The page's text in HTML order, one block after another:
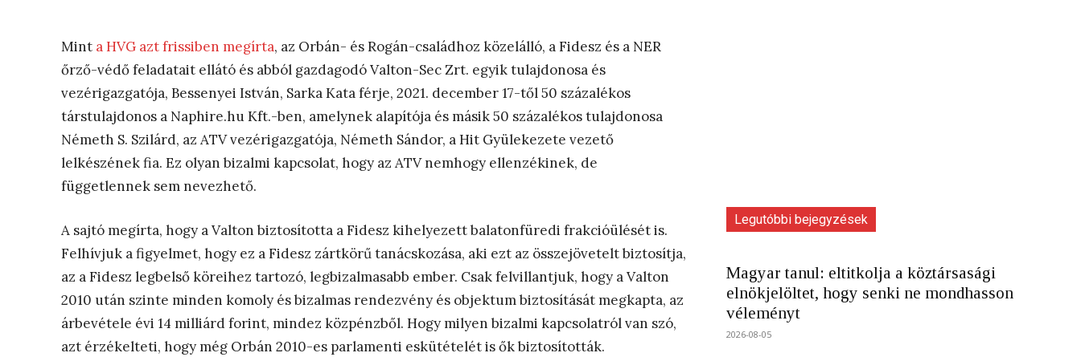
Mint a HVG azt frissiben megírta, az Orbán- és Rogán-családhoz közelálló, a Fidesz és a NER
őrző-védő feladatait ellátó és abból gazdagodó Valton-Sec Zrt. egyik tulajdonosa és
vezérigazgatója, Bessenyei István, Sarka Kata férje, 2021. december 17-től 50 százalékos
társtulajdonos a Naphire.hu Kft.-ben, amelynek alapítója és másik 50 százalékos tulajdonosa
Németh S. Szilárd, az ATV vezérigazgatója, Németh Sándor, a Hit Gyülekezete vezető
lelkészének fia. Ez olyan bizalmi kapcsolat, hogy az ATV nemhogy ellenzékinek, de
függetlennek sem nevezhető.
A sajtó megírta, hogy a Valton biztosította a Fidesz kihelyezett balatonfüredi frakcióülését is.
Felhívjuk a figyelmet, hogy ez a Fidesz zártkörű tanácskozása, aki ezt az összejövetelt biztosítja,
az a Fidesz legbelső köreihez tartozó, legbizalmasabb ember. Csak felvillantjuk, hogy a Valton
2010 után szinte minden komoly és bizalmas rendezvény és objektum biztosítását megkapta, az
árbevétele évi 14 milliárd forint, mindez közpénzből. Hogy milyen bizalmi kapcsolatról van szó,
azt érzékelteti, hogy még Orbán 2010-es parlamenti eskütételét is ők biztosították.
Legutóbbi bejegyzések
Magyar tanul: eltitkolja a köztársasági
elnökjelöltet, hogy senki ne mondhasson
véleményt
2026-08-05